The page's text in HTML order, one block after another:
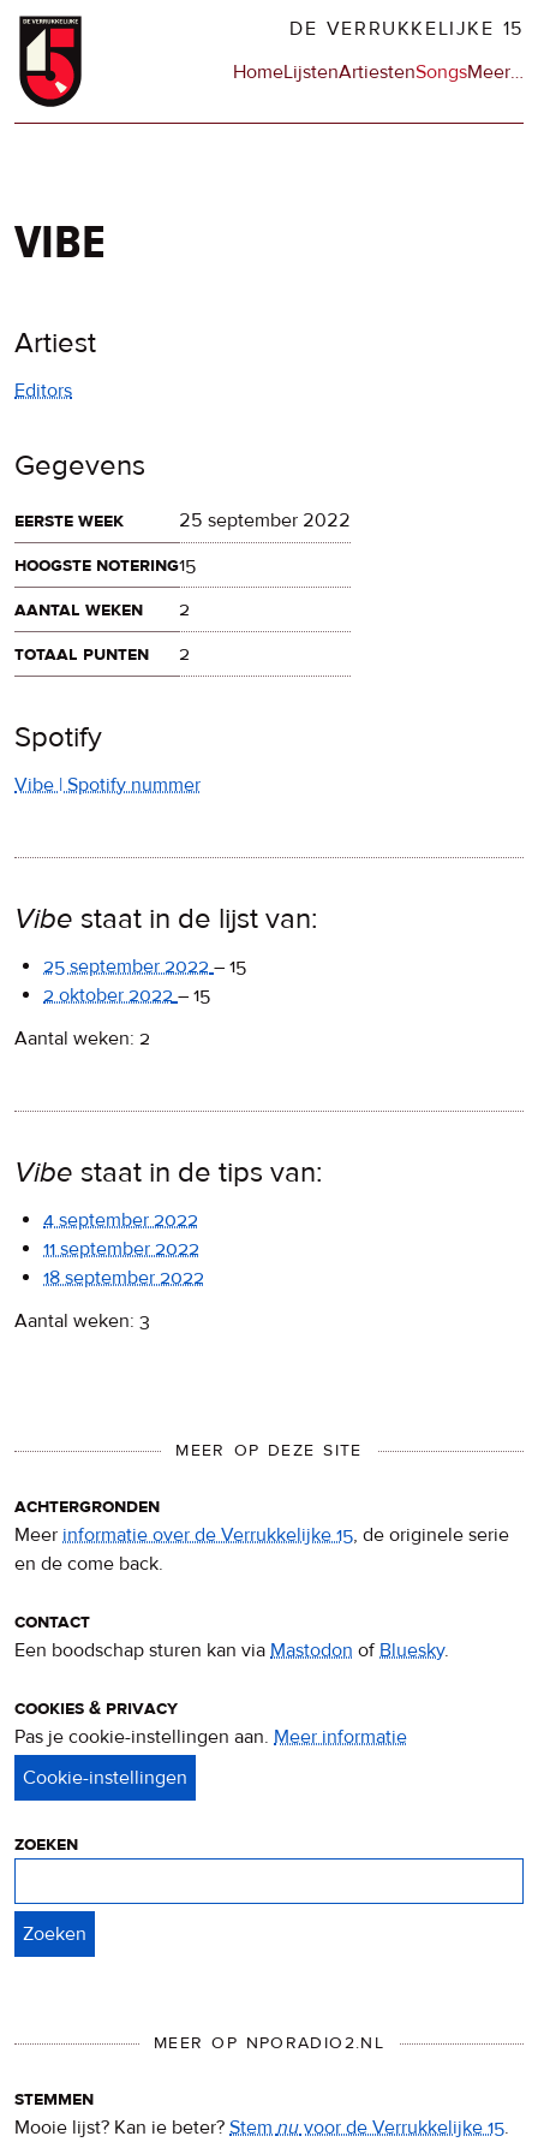
Overslaan
naar
DE VERRUKKELIJKE 15
Hoofdnavigatie
HomeLijstenArtiestenSongsMeerop
…
vibe
Artiest
Editors
Gegevens
eerste week
25 september 2022
hoogste notering15
aantal weken
2
totaal punten
2
Spotify
Vibe | Spotify nummer
Vibe staat in de lijst van:
25 september 2022 – 15
2 oktober 2022 – 15
Aantal weken: 2
Vibe staat in de tips van:
4 september 2022
11 september 2022
18 september 2022
Aantal weken: 3
MEER OP DEZE SITE
achtergronden
Meer informatie over de Verrukkelijke 15, de originele serie
en de come back.
contact
Een boodschap sturen kan via Mastodon ofBluesky.
cookies & privacy
Pas je cookie-instellingen aan. Meer informatie
zoeken
MEER OP NPORADIO2.NL
stemmen
Mooie lijst? Kan ie beter? Stemnuvoor de Verrukkelijke 15.